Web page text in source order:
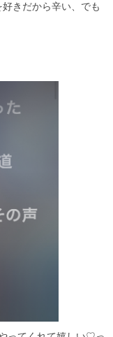
きだから辛い、でも